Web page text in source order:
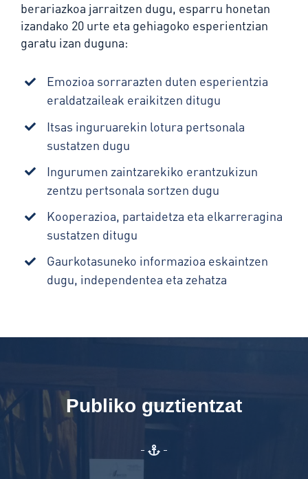
berariazkoa jarraitzen dugu, esparru honetan
izandako 20 urte eta gehiagoko esperientzian
garatu izan duguna:
Emozioa sorrarazten duten esperientzia
eraldatzaileak eraikitzen ditugu
Itsas inguruarekin lotura pertsonala
sustatzen dugu
Ingurumen zaintzarekiko erantzukizun
zentzu pertsonala sortzen dugu
Kooperazioa, partaidetza eta elkarreragina
sustatzen ditugu
Gaurkotasuneko informazioa eskaintzen
dugu, independentea eta zehatza
Publiko guztientzat